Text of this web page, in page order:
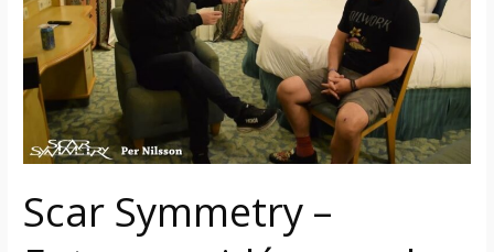
Scar Symmetry –
Entrevue
vidéo
avec
le
guitariste
Per